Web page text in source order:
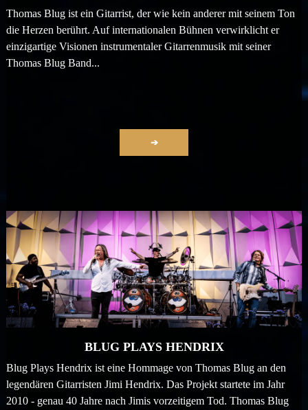
Thomas Blug ist ein Gitarrist, der wie kein anderer mit seinem Ton
die Herzen berührt. Auf internationalen Bühnen verwirklicht er
einzigartige Visionen instrumentaler Gitarrenmusik mit seiner
Thomas Blug Band...
➔
BLUG PLAYS HENDRIX
Blug Plays Hendrix ist eine Hommage von Thomas Blug an den
legendären Gitarristen Jimi Hendrix. Das Projekt startete im Jahr
2010 - genau 40 Jahre nach Jimis vorzeitigem Tod. Thomas Blug